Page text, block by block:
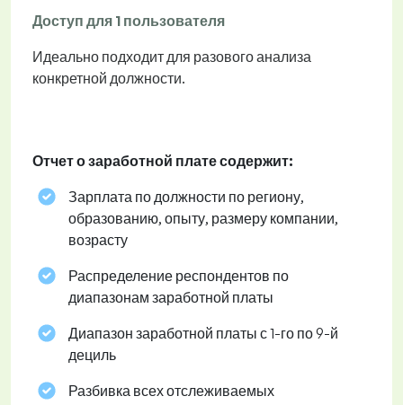
Доступ для 1 пользователя
Идеально подходит для разового анализа
конкретной должности.
Отчет о заработной плате содержит:
Зарплата по должности по региону,
образованию, опыту, размеру компании,
возрасту
Распределение респондентов по
диапазонам заработной платы
Диапазон заработной платы с 1-го по 9-й
дециль
Разбивка всех отслеживаемых